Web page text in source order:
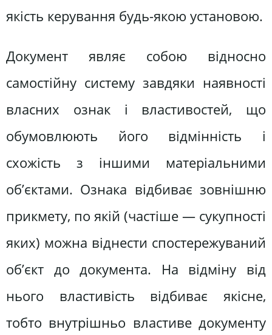
якість керування будь-якою установою.
Документ являє собою відносно
самостійну систему завдяки наявності
власних ознак і властивостей, що
обумовлюють його відмінність і
схожість з іншими матеріальними
об’єктами. Ознака відбиває зовнішню
прикмету, по якій (частіше — сукупності
яких) можна віднести спостережуваний
об’єкт до документа. На відміну від
нього властивість відбиває якісне,
тобто внутрішньо властиве документу